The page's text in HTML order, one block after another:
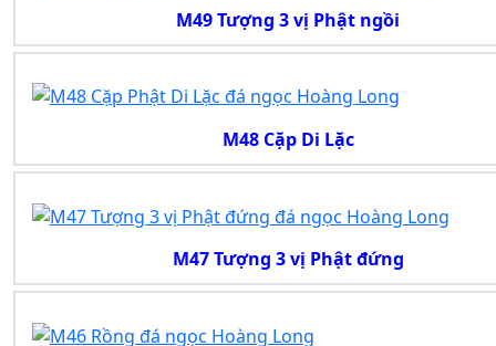
M49 Tượng 3 vị Phật ngồi
M48 Cặp Di Lặc
M47 Tượng 3 vị Phật đứng